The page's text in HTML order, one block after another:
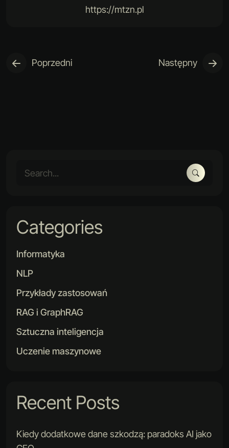
https://mtzn.pl
Poprzedni Następny
Categories
Informatyka
NLP
Przykłady zastosowań
RAG i GraphRAG
Sztuczna inteligencja
Uczenie maszynowe
Recent Posts
Kiedy dodatkowe dane szkodzą: paradoks AI jako